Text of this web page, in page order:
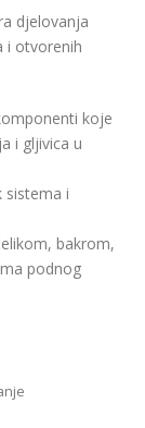
djelovanja
i otvorenih
koje
i gljivica u
sistema i
bakrom,
podnog